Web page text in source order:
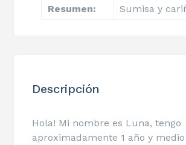
Resumen:
Sumisa y
Descripción
Hola! Mi nombre es Luna, tengo
aproximadamente 1 año y